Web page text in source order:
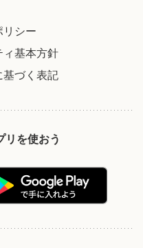
リシー
基本方針
づく表記
リを使おう